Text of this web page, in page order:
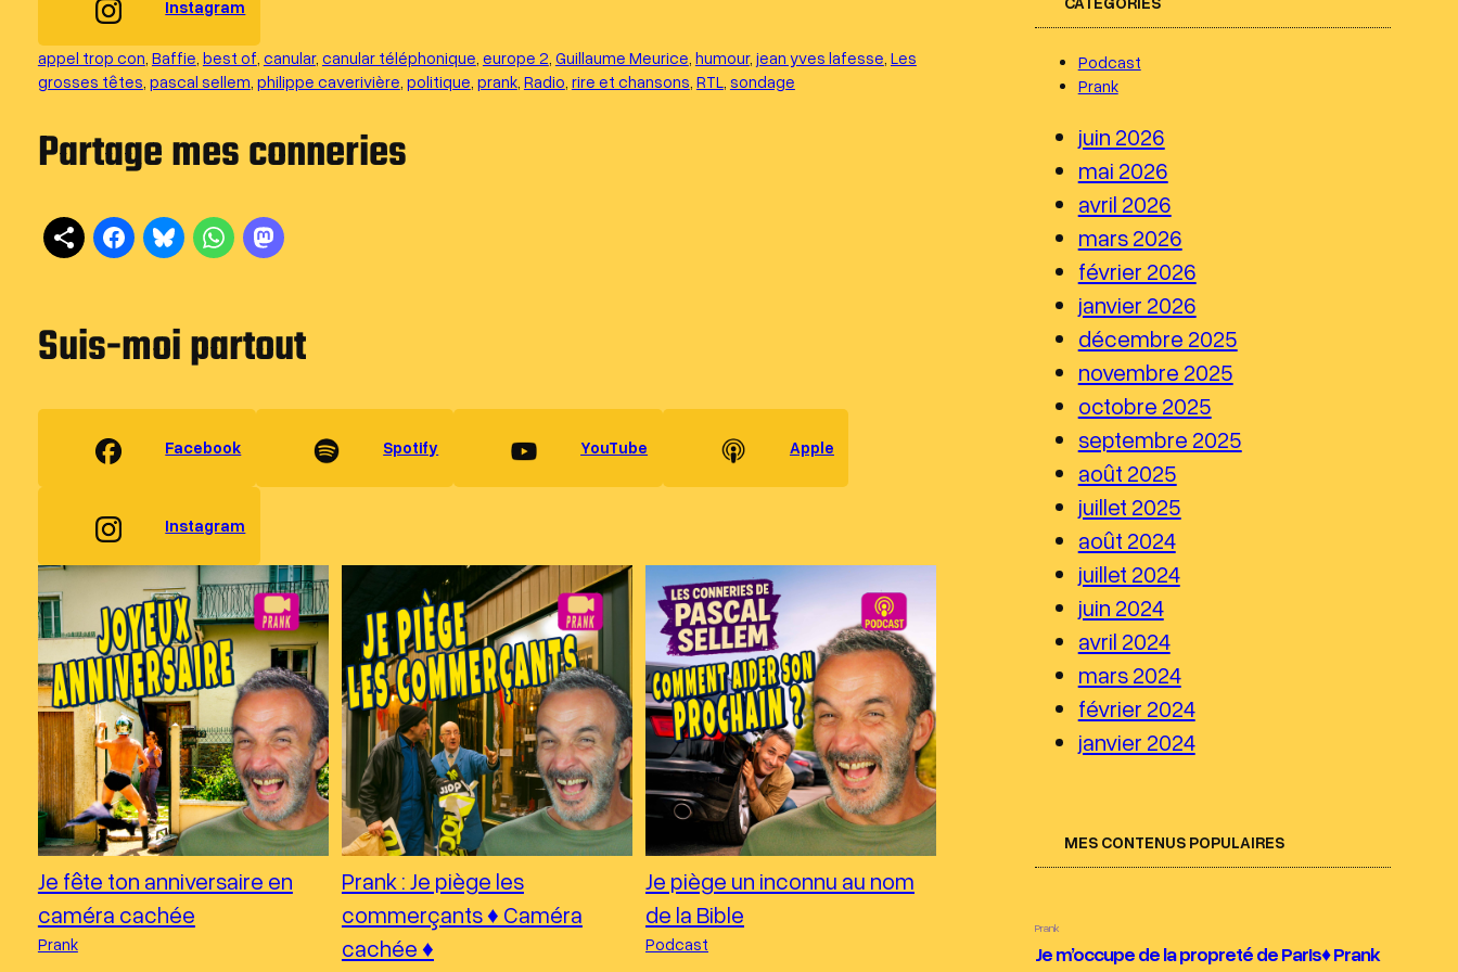
Instagram
appel trop con Baffie best of canular, canular téléphonique europe 2 Guillaume Meurice humour, jean yves lafesse Les
grosses têtes pascal sellem philippe caverivière politique prank, Radio rire et chansons RTL sondage
Partage mes conneries
Suis-moi partout
Facebook Spotify YouTube Apple
Instagram
Je fête ton anniversaire en
caméra cachée
Prank
Prank : Je piège les
commerçants ♦︎ Caméra
cachée ♦︎
Je piège un inconnu au nom
de la Bible
Podcast
h
Podcast
Prank
juin 2026
mai 2026
avril 2026
mars 2026
février 2026
janvier 2026
décembre 2025
novembre 2025
octobre 2025
septembre 2025
août 2025
juillet 2025
août 2024
juillet 2024
juin 2024
avril 2024
mars 2024
février 2024
janvier 2024
MES CONTENUS POPULAIRES